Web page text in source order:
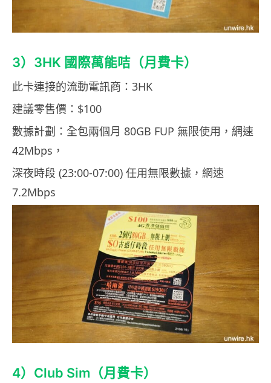
3）3HK 國際萬能咭（月費卡）
此卡連接的流動電訊商：3HK
建議零售價：$100
數據計劃：全包兩個月 80GB FUP 無限使用，網速
42Mbps，
深夜時段 (23:00-07:00) 任用無限數據，網速
7.2Mbps
4）Club Sim（月費卡）